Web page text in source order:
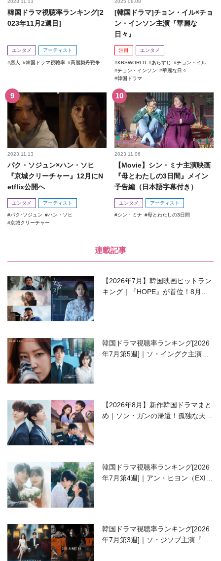
2023.11.13
韓国ドラマ視聴率ランキング[2
023年11月2週目]
エンタメ アーティスト
恋人 韓国ドラマ視聴率 高麗契丹戦争
2025.08.08
[韓国ドラマ]チョン・イル×チョ
ン・インソン主演『華麗な
日々』
注目 エンタメ
KBSWORLD あらすじ
チョン・イル
チョン・インソン
華麗な日々
韓国ドラマ
2023.11.13
パク・ソジュン×ハン・ソヒ
『京城クリーチャー』12月にN
etflix公開へ
エンタメ アーティスト
パク･ソジュン
ハン・ソヒ
京城クリーチャー
2023.11.06
【Movie】シン・ミナ主演映画
『母とわたしの3日間』メイン
予告編（日本語字幕付き）
エンタメ アーティスト
シン・ミナ 母とわたしの3日間
連載記事
【2026年7月】韓国映画ヒットラン
キング｜『HOPE』が首位！8月公
韓国ドラマ視聴率ランキング[2026
年7月第5週]｜ソ・イングク主演の
【2026年8月】新作韓国ドラマまと
め｜ソン・ガンの帰還！孤独な天才
韓国ドラマ視聴率ランキング[2026
年7月第4週]｜アン・ヒヨン（EXID
韓国ドラマ視聴率ランキング[2026
年7月第3週]｜ソ・ジソブ主演『エ